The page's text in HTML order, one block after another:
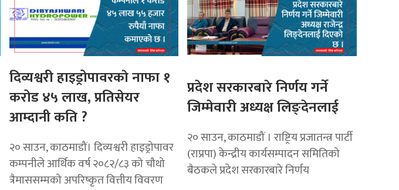
दिव्यश्वरी हाइड्रोपावरकाे नाफा १
करोड ४५ लाख, प्रतिसेयर
आम्दानी कति ?
२० साउन, काठमाडौं। दिव्यश्वरी हाइड्रोपावर
कम्पनीले आर्थिक वर्ष २०८२/८३ को चौथो
त्रैमाससम्मको अपरिष्कृत वित्तीय विवरण
प्रदेश सरकारबारे निर्णय गर्ने
जिम्मेवारी अध्यक्ष लिङ्देनलाई
२० साउन, काठमाडौं । राष्ट्रिय प्रजातन्त्र पार्टी
(राप्रपा) केन्द्रीय कार्यसम्पादन समितिको
बैठकले प्रदेश सरकारबारे निर्णय